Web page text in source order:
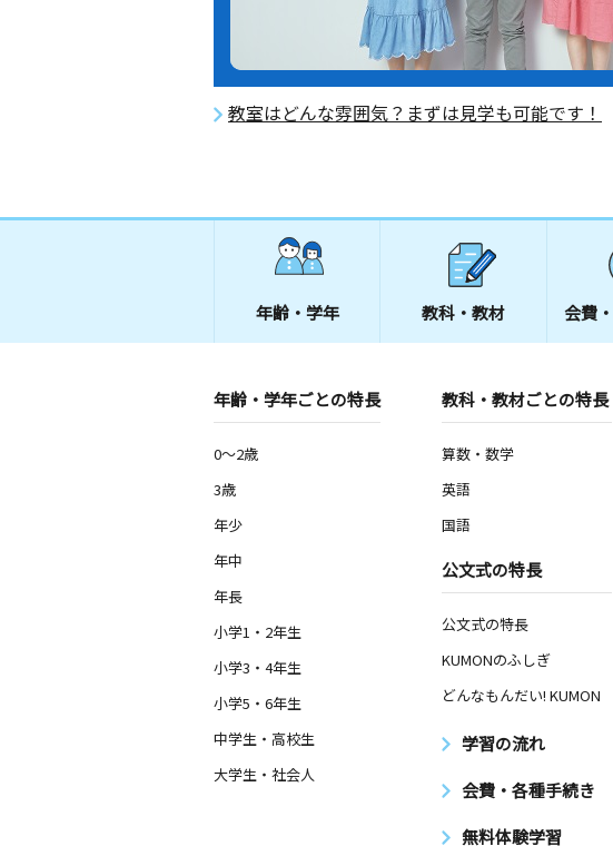
教室はどんな雰囲気？まずは見学も可能です！
年齢・学年 教科・教材 会費・
年齢・学年ごとの特長
0～2歳
3歳
年少
年中
年長
小学1・2年生
小学3・4年生
小学5・6年生
中学生・高校生
大学生・社会人
教科・教材ごとの特長
算数・数学
英語
国語
公文式の特長
公文式の特長
KUMONのふしぎ
どんなもんだい! KUMON
学習の流れ
会費・各種手続き
無料体験学習